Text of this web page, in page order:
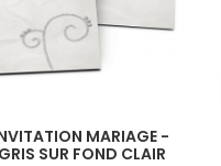
MARIAGE -
SUR FOND CLAIR